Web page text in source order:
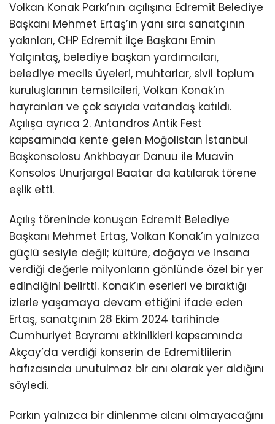
Volkan Konak Parkı’nın açılışına Edremit Belediye
Başkanı Mehmet Ertaş’ın yanı sıra sanatçının
yakınları, CHP Edremit İlçe Başkanı Emin
Yalçıntaş, belediye başkan yardımcıları,
belediye meclis üyeleri, muhtarlar, sivil toplum
kuruluşlarının temsilcileri, Volkan Konak’ın
hayranları ve çok sayıda vatandaş katıldı.
Açılışa ayrıca 2. Antandros Antik Fest
kapsamında kente gelen Moğolistan İstanbul
Başkonsolosu Ankhbayar Danuu ile Muavin
Konsolos Unurjargal Baatar da katılarak törene
eşlik etti.
Açılış töreninde konuşan Edremit Belediye
Başkanı Mehmet Ertaş, Volkan Konak’ın yalnızca
güçlü sesiyle değil; kültüre, doğaya ve insana
verdiği değerle milyonların gönlünde özel bir yer
edindiğini belirtti. Konak’ın eserleri ve bıraktığı
izlerle yaşamaya devam ettiğini ifade eden
Ertaş, sanatçının 28 Ekim 2024 tarihinde
Cumhuriyet Bayramı etkinlikleri kapsamında
Akçay’da verdiği konserin de Edremitlilerin
hafızasında unutulmaz bir anı olarak yer aldığını
söyledi.
Parkın yalnızca bir dinlenme alanı olmayacağını